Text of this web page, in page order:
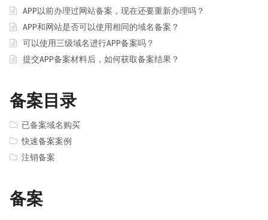
APP以前办理过网站备案，现在还要重新办理吗？
APP和网站是否可以使用相同的域名备案？
可以使用三级域名进行APP备案吗？
提交APP备案材料后，如何获取备案结果？
备案目录
已备案域名购买
快速备案案例
注销备案
备案